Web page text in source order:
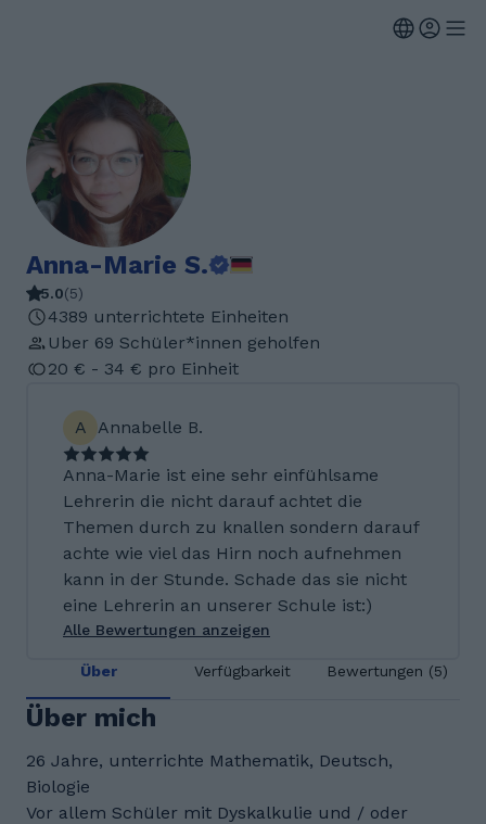
Anna-Marie S.
5.0(5)
4389 unterrichtete Einheiten
Uber 69 Schüler*innen geholfen
20 € - 34 € pro Einheit
A Annabelle B.
Anna-Marie ist eine sehr einfühlsame
Lehrerin die nicht darauf achtet die
Themen durch zu knallen sondern darauf
achte wie viel das Hirn noch aufnehmen
kann in der Stunde. Schade das sie nicht
eine Lehrerin an unserer Schule ist:)
Alle Bewertungen anzeigen
Über Verfügbarkeit Bewertungen (5)
Über mich
26 Jahre, unterrichte Mathematik, Deutsch,
Biologie
Vor allem Schüler mit Dyskalkulie und / oder